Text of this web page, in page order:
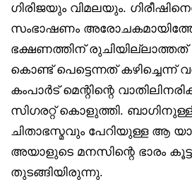
ഗിരിജയും വിമലയും.
സംഭാഷണം
ഭക്ഷണത്തിന്
കൊണ്ട് പെട്ടെന്നത്
കംപാർട് മെന്റിന്റെ
സിഗരറ്റ് കൊളുത്തി.
ചിതാഭസ്മവും പേറിയുള്ള ആ
അയാളുടെ മനസിന്റെ ഭാരം
തുടങ്ങിയിരുന്നു.